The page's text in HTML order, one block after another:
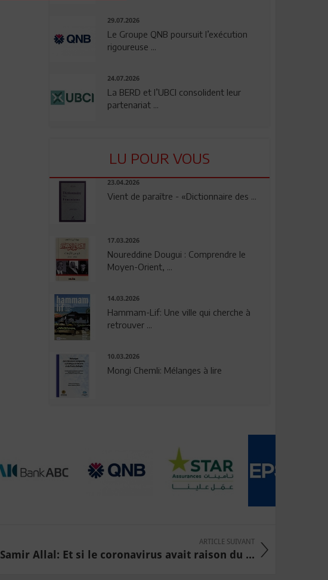
29.07.2026
Le Groupe QNB poursuit l’exécution
rigoureuse ...
24.07.2026
La BERD et l’UBCI consolident leur
partenariat ...
LU POUR VOUS
23.04.2026
Vient de paraître - «Dictionnaire des ...
17.03.2026
Noureddine Dougui : Comprendre le
Moyen-Orient, ...
14.03.2026
Hammam-Lif: Une ville qui cherche à
retrouver ...
10.03.2026
Mongi Chemli: Mélanges à lire
ARTICLE SUIVANT
Samir Allal: Et si le coronavirus avait raison du ...